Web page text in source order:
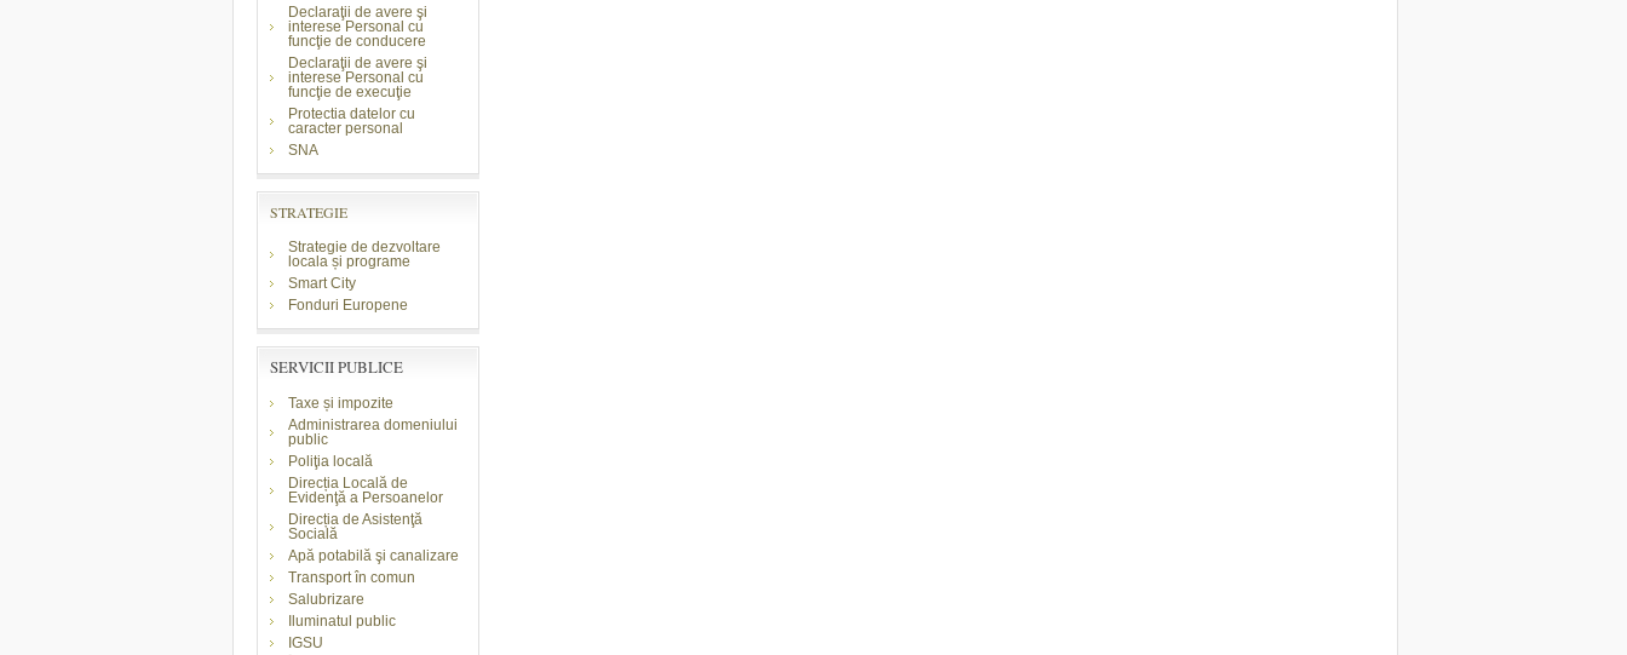
Declaraţii de avere şi
interese Personal cu
funcţie de conducere
Declaraţii de avere şi
interese Personal cu
funcţie de execuţie
Protectia datelor cu
caracter personal
SNA
STRATEGIE
Strategie de dezvoltare
locala și programe
Smart City
Fonduri Europene
SERVICII PUBLICE
Taxe și impozite
Administrarea domeniului
public
Poliţia locală
Direcția Locală de
Evidenţă a Persoanelor
Direcția de Asistenţă
Socială
Apă potabilă şi canalizare
Transport în comun
Salubrizare
Iluminatul public
IGSU